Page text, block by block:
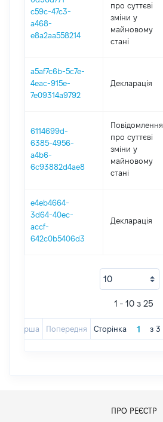
c59c-47c3-
a468-
e8a2aa558214
про суттєві
зміни y
майновому
стані
a5af7c6b-5c7e-
4eac-915e-
7e09314a9792
Декларація
6114699d-
6385-4956-
a4b6-
6c93882d4ae8
Повідомлення
про суттєві
зміни y
майновому
стані
e4eb4664-
3d64-40ec-
accf-
642c0b5406d3
Декларація
1 - 10 з 25
Перша Попередня Сторінка з 3
ПРО РЕЄСТР